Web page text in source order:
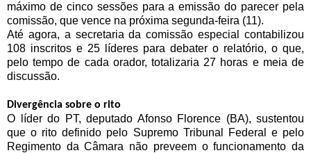
máximo de cinco sessões para a emissão do parecer pela
comissão, que vence na próxima segunda-feira (11).
Até agora, a secretaria da comissão especial contabilizou
108 inscritos e 25 líderes para debater o relatório, o que,
pelo tempo de cada orador, totalizaria 27 horas e meia de
discussão.
Divergência sobre o rito
O líder do PT, deputado Afonso Florence (BA), sustentou
que o rito definido pelo Supremo Tribunal Federal e pelo
Regimento da Câmara não preveem o funcionamento da